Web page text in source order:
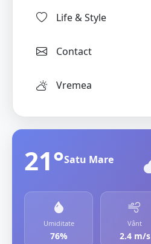
Life & Style
Contact
Vremea
21°Satu Mare
Umiditate
76%
Vânt
2.4 m/s